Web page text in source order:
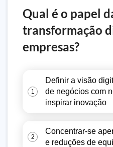
Qual é o papel
transformação
empresas?
1
Definir a visão
de negócios com
inspirar inovação
2
Concentrar-se
e reduções de